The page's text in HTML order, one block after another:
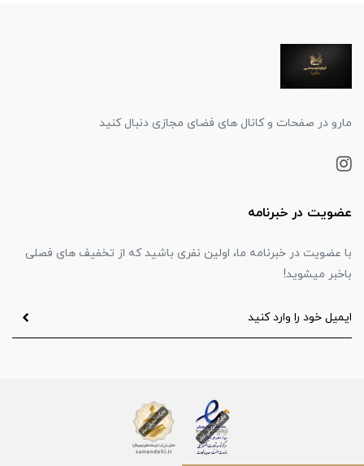
مارو در صفحات و کانال های فضای مجازی دنبال کنید
عضویت در خبرنامه
با عضویت در خبرنامه ما، اولین نفری باشید که از تخفیف های فصلی
باخبر میشوید!